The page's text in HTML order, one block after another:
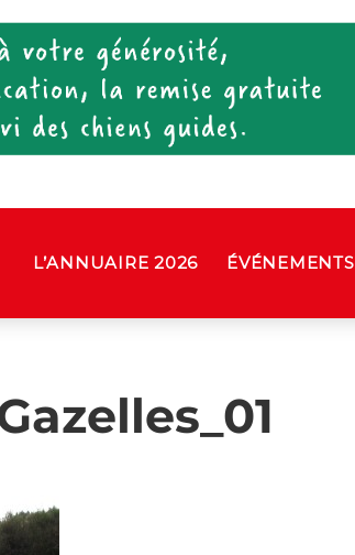
L’ANNUAIRE 2026 ÉVÉNEMENTS